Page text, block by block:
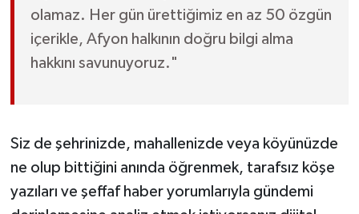
olamaz. Her gün ürettiğimiz en az 50 özgün
içerikle, Afyon halkının doğru bilgi alma
hakkını savunuyoruz."
Siz de şehrinizde, mahallenizde veya köyünüzde
ne olup bittiğini anında öğrenmek, tarafsız köşe
yazıları ve şeffaf haber yorumlarıyla gündemi